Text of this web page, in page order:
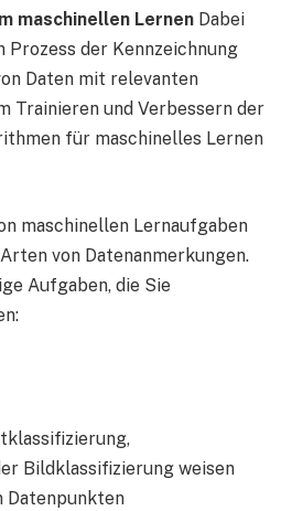
maschinellen Lernen Dabei
Prozess der Kennzeichnung
Daten mit relevanten
Trainieren und Verbessern der
für maschinelles Lernen
maschinellen Lernaufgaben
von Datenanmerkungen.
Aufgaben, die Sie
Bildklassifizierung weisen
Datenpunkten